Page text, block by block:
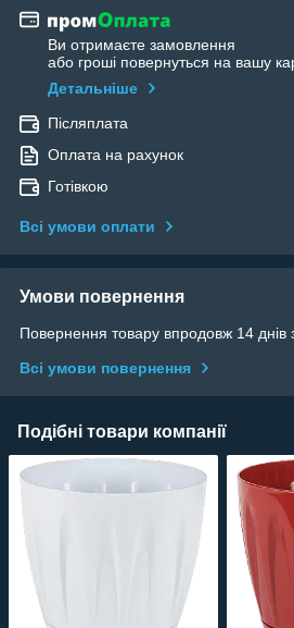
Ви отримаєте замовлення
або гроші повернуться на вашу
Детальніше
Післяплата
Оплата на рахунок
Готівкою
Всі умови оплати
Умови повернення
Повернення товару впродовж 14 днів
Всі умови повернення
Подібні товари компанії